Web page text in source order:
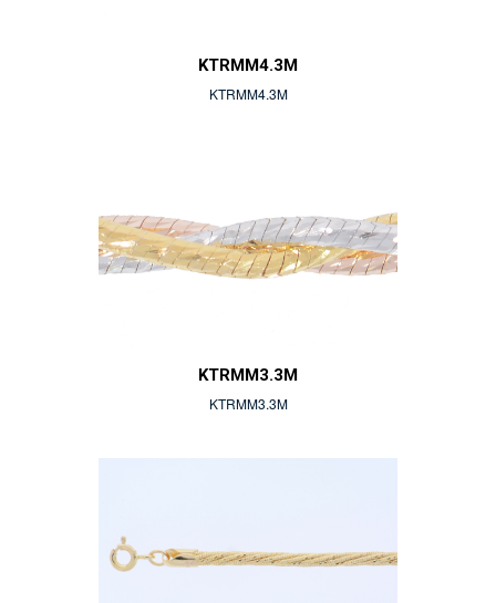
KTRMM4.3M
KTRMM4.3M
KTRMM3.3M
KTRMM3.3M